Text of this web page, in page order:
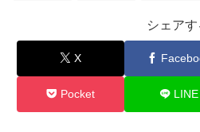
シェアす
X
Pocket LINE